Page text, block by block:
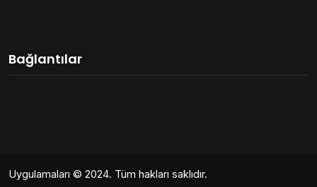
Bağlantılar
Uygulamaları © 2024. Tüm hakları saklıdır.